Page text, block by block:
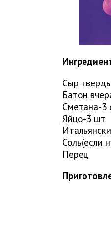
Сыр
Батон
Сметана-3
Яйцо-3 шт
Соль(если
Перец